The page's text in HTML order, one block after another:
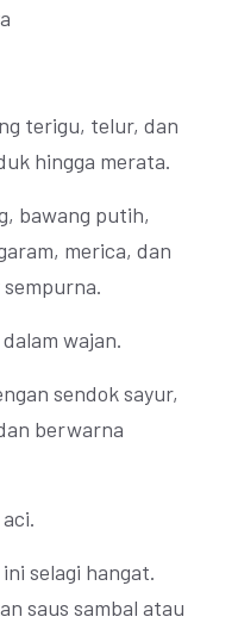
terigu, telur, dan
hingga merata.
bawang putih,
merica, dan
wajan.
sendok sayur,
berwarna
selagi hangat.
saus sambal atau